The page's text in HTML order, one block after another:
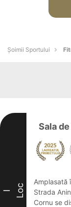
Șoimii Sportului
I Loc
Sala
Amplasată
Strada
Cornu se